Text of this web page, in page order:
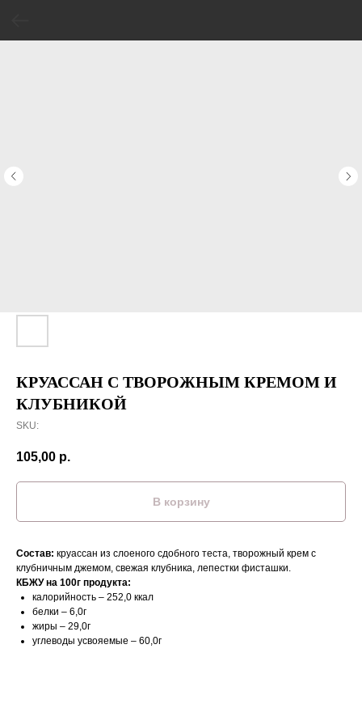
КРУАССАН С ТВОРОЖНЫМ КРЕМОМ И
КЛУБНИКОЙ
SKU:
105,00 р.
В корзину
Состав: круассан из слоеного сдобного теста, творожный крем с
клубничным джемом, свежая клубника, лепестки фисташки.
КБЖУ на 100г продукта:
калорийность – 252,0 ккал
белки – 6,0г
жиры – 29,0г
углеводы усвояемые – 60,0г